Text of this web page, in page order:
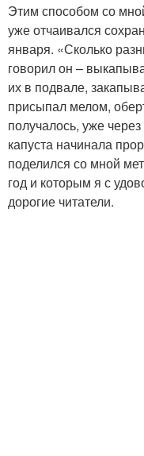
Этим способом со
уже отчаивался
января. «Сколько
говорил он –
их в подвале,
присыпал мелом,
получалось, уже
капуста начинала
поделился со мной
год и которым я с
дорогие читатели.